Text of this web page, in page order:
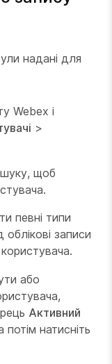
надані для
Webex і
>
щоб
певні типи
облікові записи
або
Активний
натисніть